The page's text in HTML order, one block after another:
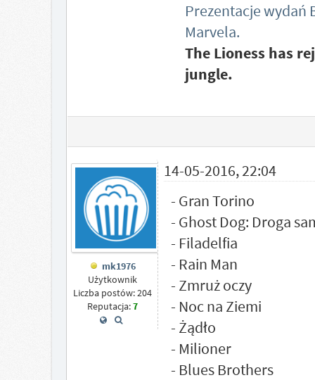
Prezentacje wydań
Marvela.
The Lioness has
jungle.
mk1976
Użytkownik
Liczba postów: 204
Reputacja:7
14-05-2016, 22:04
- Gran Torino
- Ghost Dog: Droga
- Filadelfia
- Rain Man
- Zmruż oczy
- Noc na Ziemi
- Żądło
- Milioner
- Blues Brothers